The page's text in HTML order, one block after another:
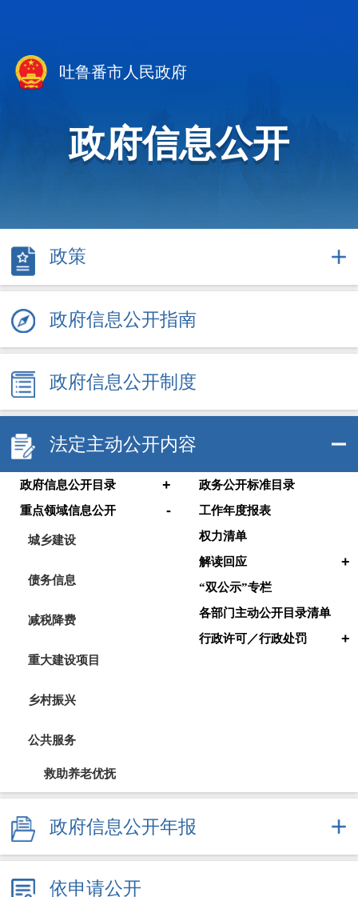
吐鲁番市人民政府
政府信息公开
政策
政府信息公开指南
政府信息公开制度
法定主动公开内容
政府信息公开目录 +
政务公开标准目录
重点领域信息公开
-
城乡建设
债务信息
减税降费
重大建设项目
乡村振兴
公共服务
救助养老优抚
医疗卫生（疫情防控）
文体旅游
工作年度报表
权力清单
解读回应
+
“双公示”专栏
各部门主动公开目录清单
行政许可／行政处罚
+
政府信息公开年报
依申请公开